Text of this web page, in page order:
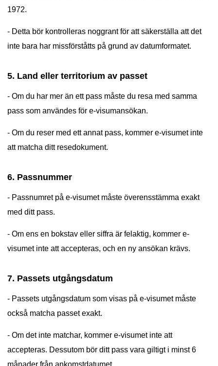
1972.
- Detta bör kontrolleras noggrant för att säkerställa att det
inte bara har missförståtts på grund av datumformatet.
5. Land eller territorium av passet
- Om du har mer än ett pass måste du resa med samma
pass som användes för e-visumansökan.
- Om du reser med ett annat pass, kommer e-visumet inte
att matcha ditt resedokument.
6. Passnummer
- Passnumret på e-visumet måste överensstämma exakt
med ditt pass.
- Om ens en bokstav eller siffra är felaktig, kommer e-
visumet inte att accepteras, och en ny ansökan krävs.
7. Passets utgångsdatum
- Passets utgångsdatum som visas på e-visumet måste
också matcha passet exakt.
- Om det inte matchar, kommer e-visumet inte att
accepteras. Dessutom bör ditt pass vara giltigt i minst 6